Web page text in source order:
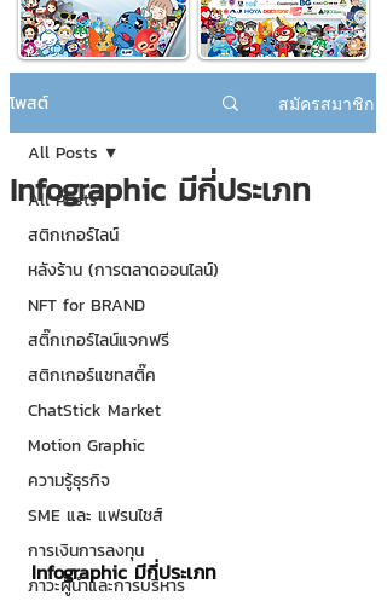
โพสต์ สมัครสมาชิก
All Posts
สติกเกอร์ไลน์
หลังร้าน (การตลาดออนไลน์)
NFT for BRAND
สติ๊กเกอร์ไลน์แจกฟรี
สติกเกอร์แชทสติ๊ค
ChatStick Market
Motion Graphic
ความรู้ธุรกิจ
SME และ แฟรนไชส์
การเงินการลงทุน
ภาวะผู้นำและการบริหาร
All Posts
Infographic มีกี่ประเภท
Infographic มีกี่ประเภท